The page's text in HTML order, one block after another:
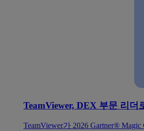
TeamViewer, DEX 부문 리더
TeamViewer가 2026 Gartner®